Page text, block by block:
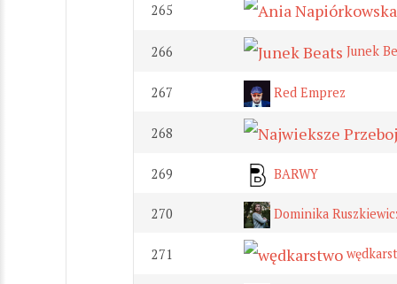
265
266 Junek
267 Red Emprez
268
269 BARWY
270 Dominika
271